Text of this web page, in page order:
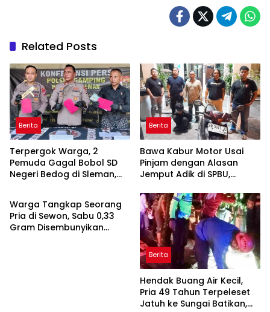
Related Posts
Berita
Terpergok Warga, 2
Pemuda Gagal Bobol SD
Negeri Bedog di Sleman,
Berita
Bawa Kabur Motor Usai
Pinjam dengan Alasan
Jemput Adik di SPBU,
COD
Berita
Warga Tangkap Seorang
Pria di Sewon, Sabu 0,33
Gram Disembunyikan
Berita
Hendak Buang Air Kecil,
Pria 49 Tahun Terpeleset
Jatuh ke Sungai Batikan,